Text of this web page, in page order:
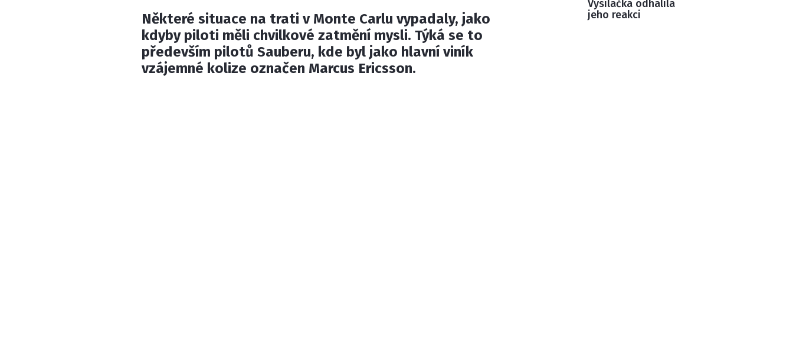
Některé situace na trati v Monte Carlu vypadaly, jako
kdyby piloti měli chvilkové zatmění mysli. Týká se to
především pilotů Sauberu, kde byl jako hlavní viník
vzájemné kolize označen Marcus Ericsson.
Vysílačka odhalila
jeho reakci